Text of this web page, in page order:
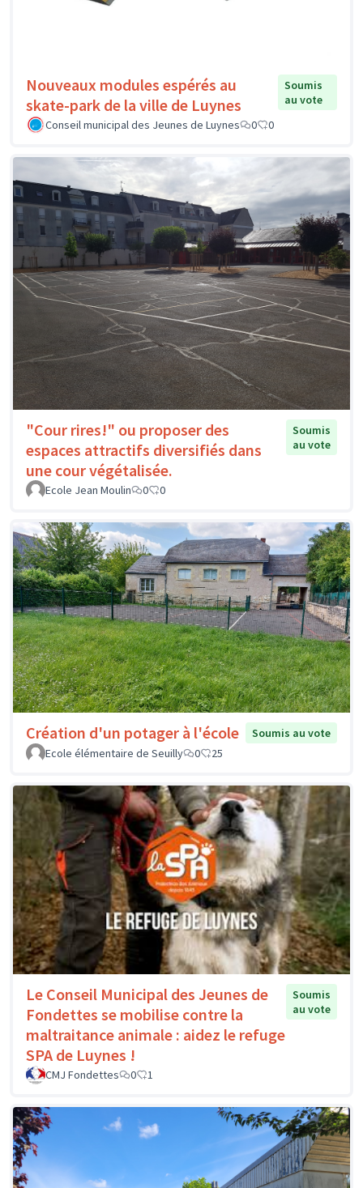
Nouveaux modules espérés au
skate-park de la ville de Luynes
Soumis
au vote
Conseil municipal des Jeunes de Luynes
0 0
"Cour rires!" ou proposer des
espaces attractifs diversifiés dans
une cour végétalisée.
Soumis
au vote
Ecole Jean Moulin 0 0
Création d'un potager à l'école
Soumis au vote
Ecole élémentaire de Seuilly
0 25
Le Conseil Municipal des Jeunes de
Fondettes se mobilise contre la
maltraitance animale : aidez le refuge
SPA de Luynes !
Soumis
au vote
CMJ Fondettes 0 1